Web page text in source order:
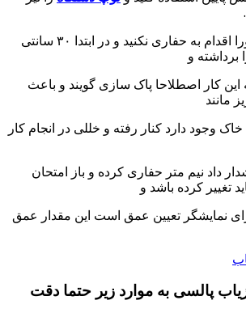
اگر فلزیاب بوق زد فورا اقدام به حفاری نکنید و در ابتدا ۳۰ سانتی
و
این کار اصطلاحا پاک سازی گویند و باعث
مانند
وجود دارد کنار رفته و خللی در انجام کار
داد نیم متر حفاری کرده و باز امتحان
تغییر کرده باشد و
نمایشگر تعیین عمق است این مقدار عمق
پالسی به موارد زیر حتما دقت